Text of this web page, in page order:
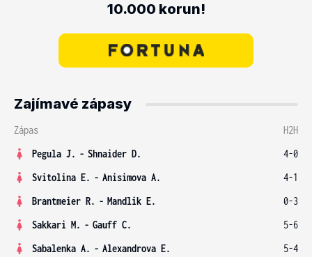
10.000 korun!
Zajímavé zápasy
Zápas
H2H
Pegula J. - Shnaider D.
4-0
Svitolina E. - Anisimova A.
4-1
Brantmeier R. - Mandlik E.
0-3
Sakkari M. - Gauff C.
5-6
Sabalenka A. - Alexandrova E.
5-4